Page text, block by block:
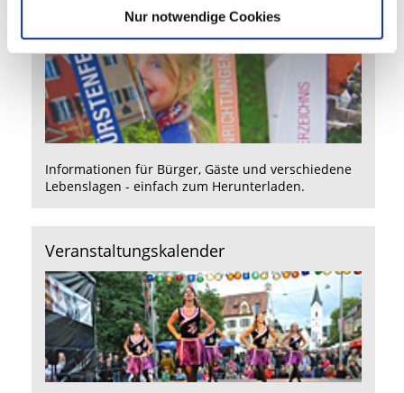
Nur notwendige Cookies
Publikationen
Informationen für Bürger, Gäste und verschiedene
Lebenslagen - einfach zum Herunterladen.
Veranstaltungskalender